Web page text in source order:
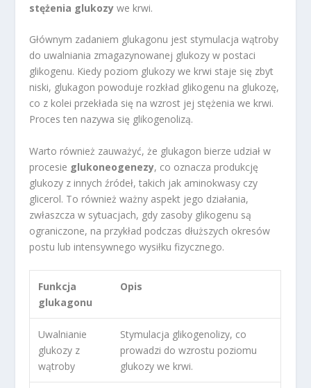
stężenia glukozy we krwi.
Głównym zadaniem glukagonu jest stymulacja wątroby
do uwalniania zmagazynowanej glukozy w postaci
glikogenu. Kiedy poziom glukozy we krwi staje się zbyt
niski, glukagon powoduje rozkład glikogenu na glukozę,
co z kolei przekłada się na wzrost jej stężenia we krwi.
Proces ten nazywa się glikogenolizą.
Warto również zauważyć, że glukagon bierze udział w
procesie glukoneogenezy, co oznacza produkcję
glukozy z innych źródeł, takich jak aminokwasy czy
glicerol. To również ważny aspekt jego działania,
zwłaszcza w sytuacjach, gdy zasoby glikogenu są
ograniczone, na przykład podczas dłuższych okresów
postu lub intensywnego wysiłku fizycznego.
Funkcja
glukagonu
Opis
Uwalnianie
glukozy z
wątroby
Stymulacja glikogenolizy, co
prowadzi do wzrostu poziomu
glukozy we krwi.